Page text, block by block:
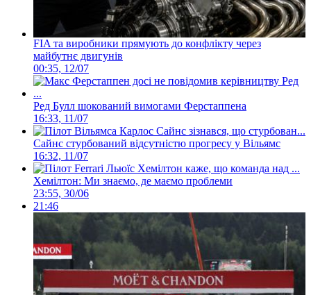
FIA та виробники прямують до конфлікту через
майбутнє двигунів
00:35, 12/07
Ред Булл шокований вимогами Ферстаппена
16:33, 11/07
Сайнс стурбований відсутністю прогресу у Вільямс
16:32, 11/07
Хемілтон: Ми знаємо, де маємо проблеми
23:55, 30/06
21:46